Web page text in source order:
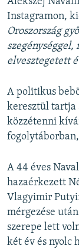
Instagramon,
Oroszország
elvesztegetett
A politikus
keresztül tartja
közzétenni
A 44 éves
hazaérkezett
Vlagyimir
mérgezése
szerepe lett
két év és nyolc